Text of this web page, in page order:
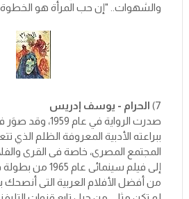
والشهوات.. "إن حب المرأة هو الخطوة
7) الحرام - يوسف إدريس
صدرت الرواية في
ببراعته الأدبية المعروفة الظلم
المجتمع المصرى، خاصة فى القرى
إلى فيلم سينمائى
من أفضل الأفلام العربية التى